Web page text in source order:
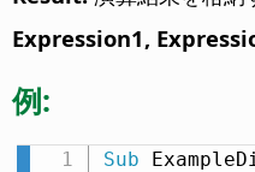
Expression1,
例:
Sub